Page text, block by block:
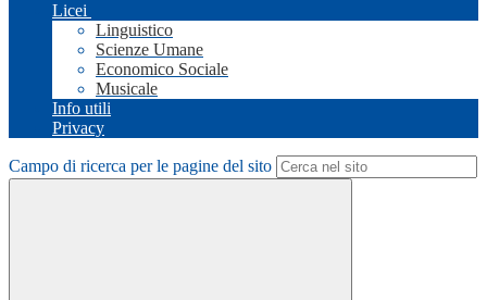
Licei
Linguistico
Scienze Umane
Economico Sociale
Musicale
Info utili
Privacy
Campo di ricerca per le pagine del sito